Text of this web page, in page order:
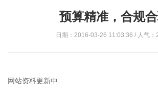
预算精准，合规
日期：2016-03-26 11:03:36 / 人气：
网站资料更新中...